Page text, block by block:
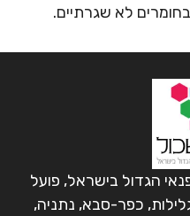
לא שגרתיים.
הגדול בישראל, פועל
כפר-סבא, נתניה,